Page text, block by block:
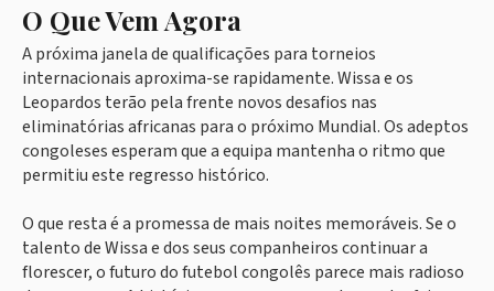
O Que Vem Agora
A próxima janela de qualificações para torneios
internacionais aproxima-se rapidamente. Wissa e os
Leopardos terão pela frente novos desafios nas
eliminatórias africanas para o próximo Mundial. Os adeptos
congoleses esperam que a equipa mantenha o ritmo que
permitiu este regresso histórico.
O que resta é a promessa de mais noites memoráveis. Se o
talento de Wissa e dos seus companheiros continuar a
florescer, o futuro do futebol congolês parece mais radioso